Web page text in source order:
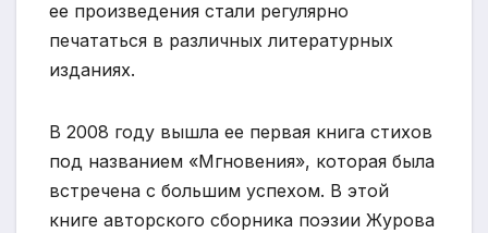
ее произведения стали регулярно
печататься в различных литературных
изданиях.
В 2008 году вышла ее первая книга стихов
под названием «Мгновения», которая была
встречена с большим успехом. В этой
книге авторского сборника поэзии Журова